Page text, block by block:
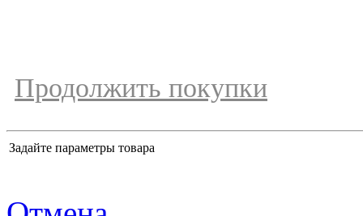
Продолжить покупки
Задайте параметры товара